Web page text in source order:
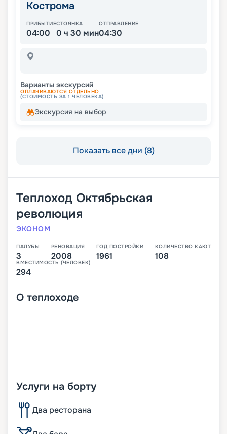
Кострома
ПРИБЫТИЕ
04:00
СТОЯНКА
0 ч 30 мин
ОТПРАВЛЕНИЕ
04:30
Варианты экскурсий
ОПЛАЧИВАЮТСЯ ОТДЕЛЬНО
(СТОИМОСТЬ ЗА 1 ЧЕЛОВЕКА)
Экскурсия на выбор
Показать все дни (8)
Теплоход Октябрьская
революция
ЭКОНОМ
ПАЛУБЫ
3
РЕНОВАЦИЯ
2008
ГОД ПОСТРОЙКИ
1961
КОЛИЧЕСТВО КАЮТ
108
ВМЕСТИМОСТЬ (ЧЕЛОВЕК)
294
О теплоходе
Услуги на борту
Два ресторана